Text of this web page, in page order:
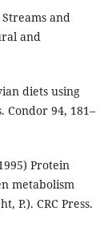
and
and
diets using
Condor 94, 181–
Protein
metabolism
P.). CRC Press.